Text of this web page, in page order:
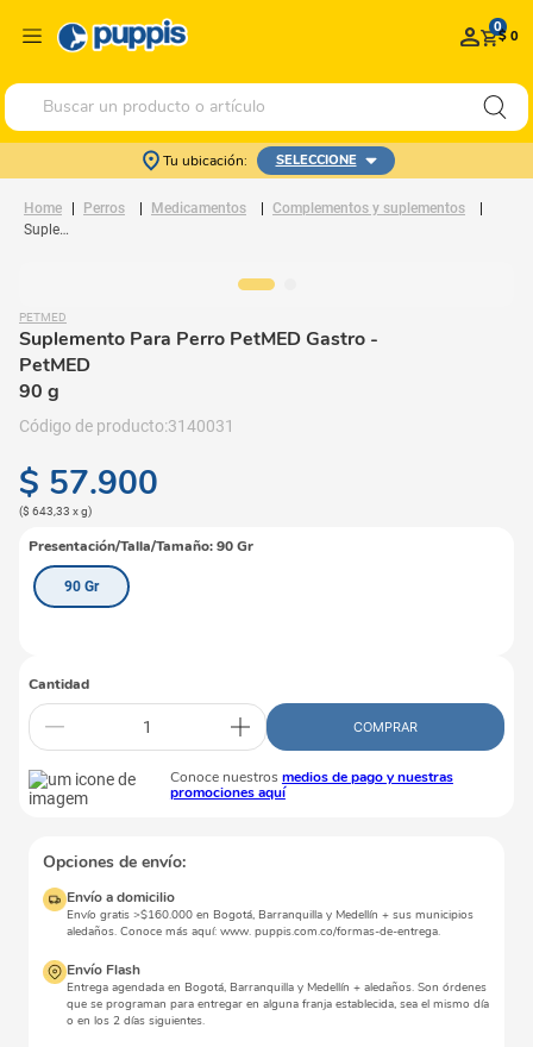
0$ 0
Buscar un producto o artículo
Tu ubicación: SELECCIONE
Perros Medicamentos
Complementos y suplementos
Suplemento Para Perro PetMED Gastro
PETMED
Suplemento Para Perro PetMED Gastro -
PetMED
90 g
3140031
$ 57.900
($ 643,33 xg)
Presentación/Talla/Tamaño:90 Gr
90 Gr
Cantidad
COMPRAR
Conoce nuestros medios de pago y nuestras
promociones aquí
Opciones de envío:
Envío a domicilio
Envío gratis >$160.000 en Bogotá, Barranquilla y Medellín + sus municipios
aledaños. Conoce más aquí: www. puppis.com.co/formas-de-entrega.
Envío Flash
Entrega agendada en Bogotá, Barranquilla y Medellín + aledaños. Son órdenes
que se programan para entregar en alguna franja establecida, sea el mismo día
o en los 2 días siguientes.